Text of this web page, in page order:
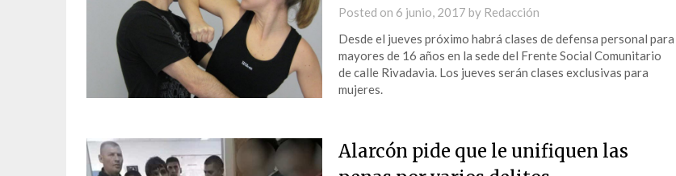
Posted on 6 junio, 2017 by Redacción
Desde el jueves próximo habrá clases de defensa personal para
mayores de 16 años en la sede del Frente Social Comunitario
de calle Rivadavia. Los jueves serán clases exclusivas para
mujeres.
Alarcón pide que le unifiquen las